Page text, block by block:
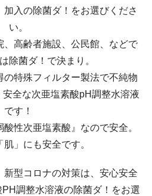
カート
イページ
入の除菌ダ！をお選びくださ
い。
、高齢者施設、公民館、などで
除菌ダ！で決まり。
の特殊フィルター製法で不純物
全な次亜塩素酸pH調整水溶液
です！
性次亜塩素酸』なので安全。
肌」にも安全です。
新型コロナの対策は、安心安全
調整水溶液の除菌ダ！をお選